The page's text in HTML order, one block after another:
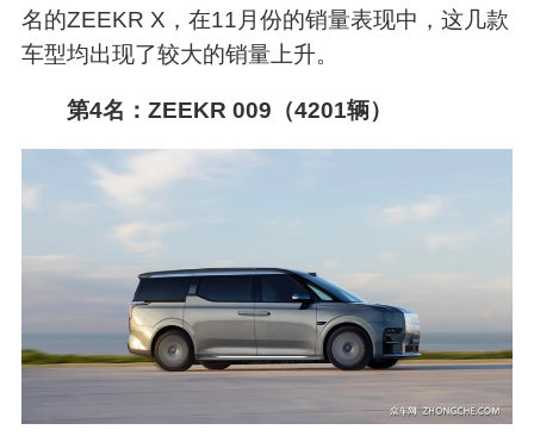
名的ZEEKR X，在11月份的销量表现中，这几款
车型均出现了较大的销量上升。
第4名：ZEEKR 009（4201辆）